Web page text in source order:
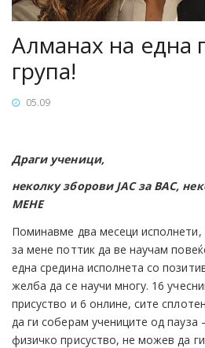
Алманах на една
група!
05.09
Драги ученици,
неколку зборови ЈАС за ВАС,
МЕНЕ
Поминавме два месеци
за мене поттик да ве научам
една средина исполнета со
желба да се научи многу. 16
присуство и 6 онлине, сите
да ги соберам учениците од
физичко присуство, не можев да